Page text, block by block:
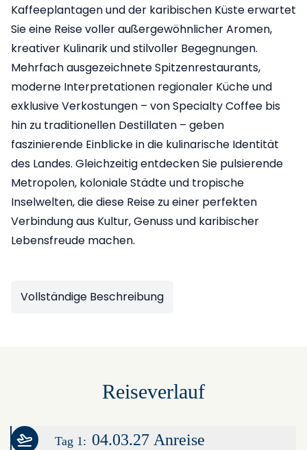
Kaffeeplantagen und der karibischen Küste erwartet
Sie eine Reise voller außergewöhnlicher Aromen,
kreativer Kulinarik und stilvoller Begegnungen.
Mehrfach ausgezeichnete Spitzenrestaurants,
moderne Interpretationen regionaler Küche und
exklusive Verkostungen – von Specialty Coffee bis
hin zu traditionellen Destillaten – geben
faszinierende Einblicke in die kulinarische Identität
des Landes. Gleichzeitig entdecken Sie pulsierende
Metropolen, koloniale Städte und tropische
Inselwelten, die diese Reise zu einer perfekten
Verbindung aus Kultur, Genuss und karibischer
Lebensfreude machen.
Vollständige Beschreibung
Reiseverlauf
Tag 1: 04.03.27 Anreise